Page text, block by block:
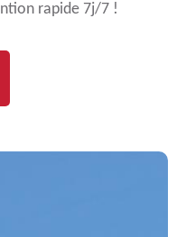
rapide 7j/7 !